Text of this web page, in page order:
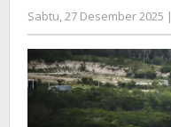
Sabtu, 27 Desember 2025